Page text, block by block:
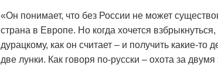
«Он понимает, что без России не может
страна в Европе. Но когда хочется
дурацкому, как он считает – и получить какие-то
две лунки. Как говоря по-русски – охота за